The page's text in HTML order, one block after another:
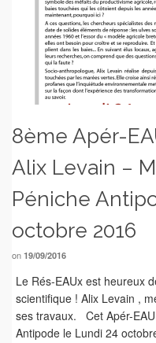
8ème Apér-
Alix Levain –
Péniche
octobre 2016
on 19/09/2016
Le Rés-EAUx est heureux
scientifique ! Alix Levain ,
ses travaux. Cet Apér-
Antipode le Lundi 24